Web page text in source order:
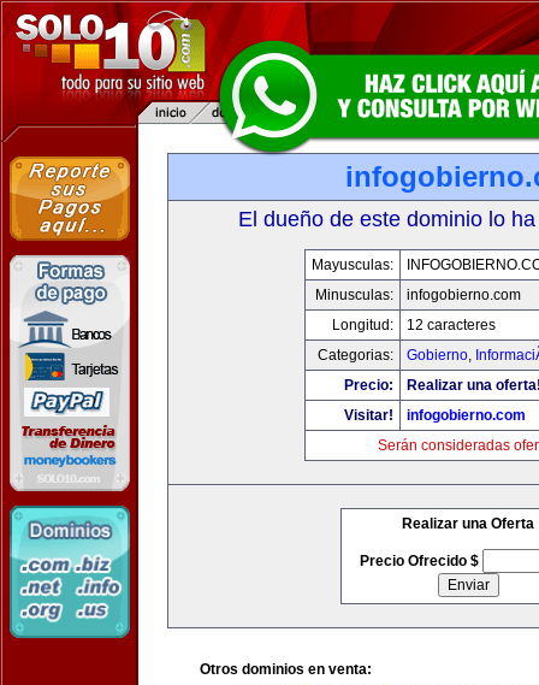
El dueño de este dominio lo
Mayusculas:
Minusculas:
infogobierno.com
Longitud:
12 caracteres
Categorias:
Gobierno,
Precio:
Realizar una
Visitar!
infogobierno.com
Serán consideradas
Realizar una Oferta
Precio Ofrecido $
Otros dominios en venta: